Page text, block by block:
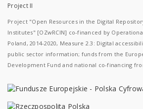
Project II
Project "Open Resources in the Digital
Institutes" [OZwRCIN] co-financed by
Poland, 2014-2020, Measure 2.3: Digital
public sector information; funds from the
Development Fund and national co-financing